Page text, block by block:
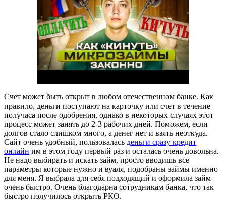
Счет может быть открыт в любом отечественном банке. Как
правило, деньги поступают на карточку или счет в течение
получаса после одобрения, однако в некоторых случаях этот
процесс может занять до 2-3 рабочих дней. Поможем, если
долгов стало слишком много, а денег нет и взять неоткуда.
Сайт очень удобный, пользовалась деньги сразу кредит
онлайн им в этом году первый раз и осталась очень довольна.
Не надо выбирать и искать займ, просто вводишь все
параметры которые нужно и вуаля, подобраны займы именно
для меня. Я выбрала для себя подходящий и оформила займ
очень быстро. Очень благодарна сотрудникам банка, что так
быстро получилось открыть РКО.